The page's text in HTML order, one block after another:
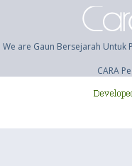
We are Gaun Bersejarah Untuk
CARA